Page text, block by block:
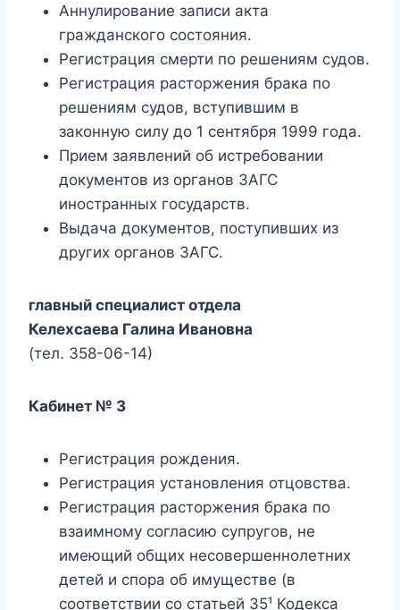
Аннулирование записи акта
гражданского состояния.
Регистрация смерти по решениям судов.
Регистрация расторжения брака по
решениям судов, вступившим в
законную силу до 1 сентября 1999 года.
Прием заявлений об истребовании
документов из органов ЗАГС
иностранных государств.
Выдача документов, поступивших из
других органов ЗАГС.
главный специалист отдела
Келехсаева Галина Ивановна
(тел. 358-06-14)
Кабинет № 3
Регистрация рождения.
Регистрация установления отцовства.
Регистрация расторжения брака по
взаимному согласию супругов, не
имеющий общих несовершеннолетних
детей и спора об имуществе (в
соответствии со статьей 35¹ Кодекса